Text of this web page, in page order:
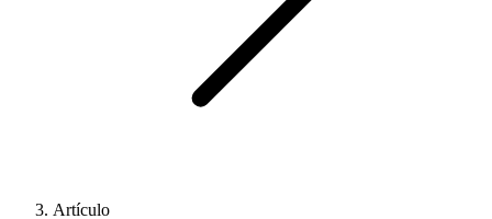
Artículo